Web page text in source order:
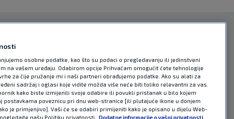
OGLAS
osobne podatke, kao što su podaci o pregledavanju ili jedinstveni
na vašem uređaju. Odabirom opcije Prihvaćam omogućit ćete tehnologije
za čije pružanje mi i naši partneri obrađujemo podatke. Ako su alati za
sadržaj i oglasi koje vidite možda više neće biti toliko relevantni za vas.
kako biste izmijenili svoje odabire ili povukli pristanak u bilo kojem
postavkama poveznicu pri dnu web-stranice [ili plutajuće ikone u donjem
je primjenjivo]. Vaši će se odabiri primijeniti kako je opisano u dijelu Web-
našu Politiku privatnosti.
Dodatne informacije o vašoj privatnosti